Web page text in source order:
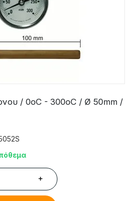
/ 0οC - 300οC / Ø 50mm /
+